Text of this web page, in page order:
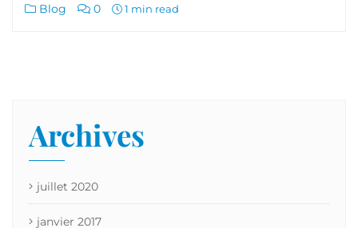
Blog 0 1 min read
Archives
juillet 2020
janvier 2017